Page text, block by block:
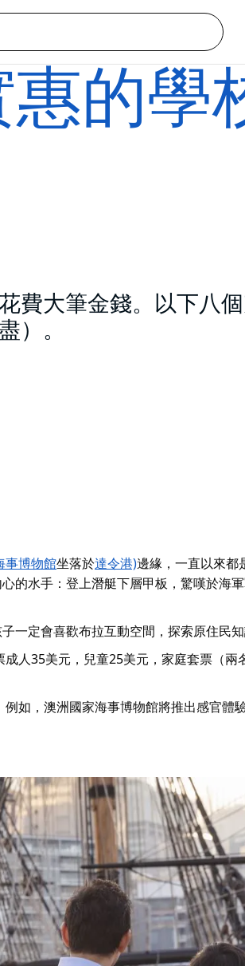
的學
費大筆金錢。以下八
）。
事博物館坐落於達令港)邊緣 ，一直以來都
的水手：登上潛艇下層甲板，驚嘆於海
一定會喜歡布拉互動空間，探索原住民
人35美元，兒童25美元，家庭套票（兩
如，澳洲國家海事博物館將推出感官體